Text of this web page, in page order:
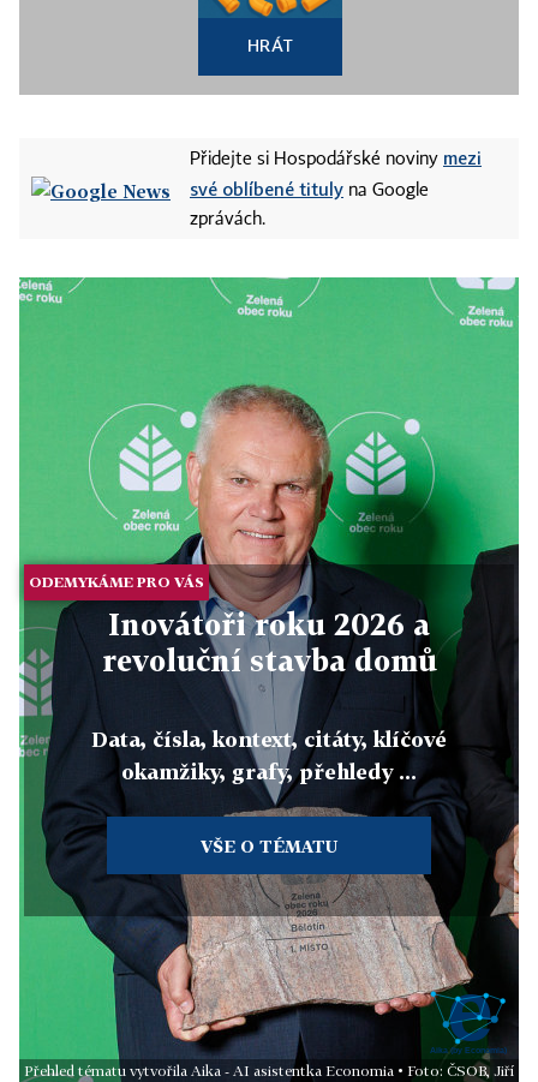
HRÁT
Přidejte si Hospodářské noviny mezi
své oblíbené tituly na Google
zprávách.
ODEMYKÁME PRO VÁS
Inovátoři roku 2026 a
revoluční stavba domů
Data, čísla, kontext, citáty, klíčové
okamžiky, grafy, přehledy ...
VŠE O TÉMATU
Přehled tématu vytvořila Aika - AI asistentka Economia • Foto: ČSOB, Jiří